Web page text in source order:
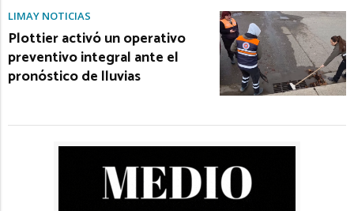
LIMAY NOTICIAS
Plottier activó un operativo
preventivo integral ante el
pronóstico de lluvias